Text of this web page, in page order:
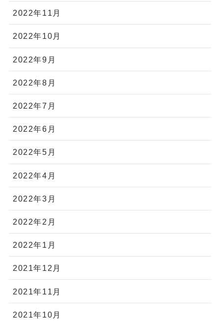
2022年11月
2022年10月
2022年9月
2022年8月
2022年7月
2022年6月
2022年5月
2022年4月
2022年3月
2022年2月
2022年1月
2021年12月
2021年11月
2021年10月